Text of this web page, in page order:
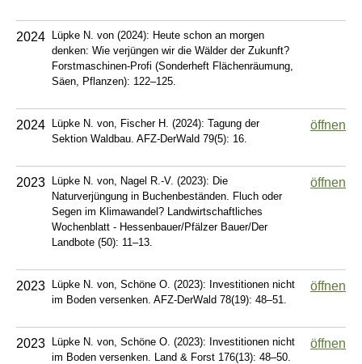
2024 Lüpke N. von (2024): Heute schon an morgen
denken: Wie verjüngen wir die Wälder der Zukunft?
Forstmaschinen-Profi (Sonderheft Flächenräumung,
Säen, Pflanzen): 122–125.
2024 Lüpke N. von, Fischer H. (2024): Tagung der
Sektion Waldbau. AFZ-DerWald 79(5): 16.
öffnen
2023 Lüpke N. von, Nagel R.-V. (2023): Die
Naturverjüngung in Buchenbeständen. Fluch oder
Segen im Klimawandel? Landwirtschaftliches
Wochenblatt - Hessenbauer/Pfälzer Bauer/Der
Landbote (50): 11–13.
öffnen
2023 Lüpke N. von, Schöne O. (2023): Investitionen nicht
im Boden versenken. AFZ-DerWald 78(19): 48–51.
öffnen
2023 Lüpke N. von, Schöne O. (2023): Investitionen nicht
im Boden versenken. Land & Forst 176(13): 48–50.
öffnen